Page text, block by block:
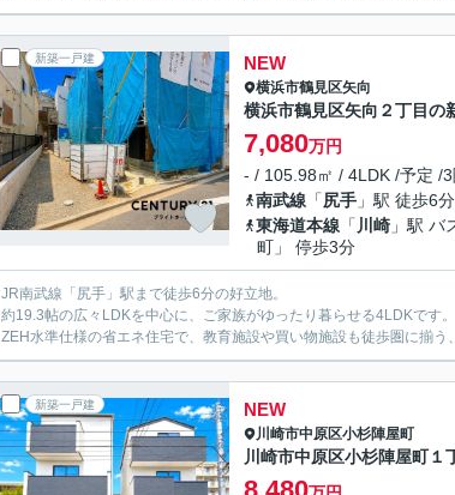
新築一戸建 NEW
横浜市鶴見区矢向
横浜市鶴見区矢向２丁目の
7,080万円
- / 105.98㎡ / 4LDK /予定 /3
南武線 「尻手 」駅 徒歩6分
東海道本線 「 川崎 」駅 バ
町」 停歩3分
JR南武線「尻手」駅まで徒歩6分の好立地。
約19.3帖の広々LDKを中心に、ご家族がゆったり暮らせる4LDKです。
ZEH水準仕様の省エネ住宅で、教育施設や買い物施設も徒歩圏に揃う
新築一戸建 NEW
川崎市中原区小杉陣屋町
川崎市中原区小杉陣屋町１